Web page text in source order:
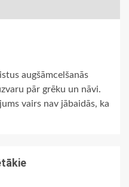
augšāmcelšanās
pār grēku un nāvi.
vairs nav jābaidās, ka